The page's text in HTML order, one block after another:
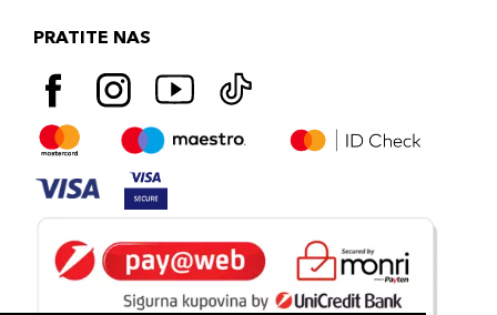
PRATITE NAS